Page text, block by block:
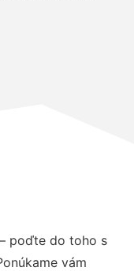
– poďte do toho s
vám